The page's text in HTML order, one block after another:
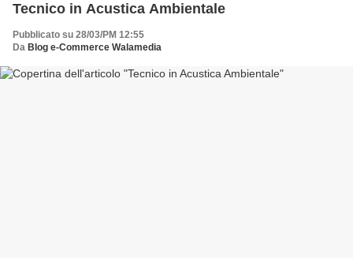
Tecnico in Acustica Ambientale
Pubblicato su 28/03/PM 12:55
Da Blog e-Commerce Walamedia